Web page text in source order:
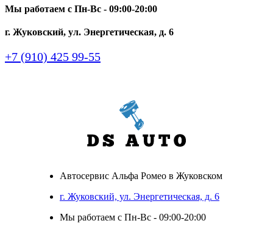
Мы работаем с Пн-Вc - 09:00-20:00
г. Жуковский, ул. Энергетическая, д. 6
+7 (910) 425 99-55
Автосервис Альфа Ромео в Жуковском
г. Жуковский, ул. Энергетическая, д. 6
Мы работаем с Пн-Вc - 09:00-20:00